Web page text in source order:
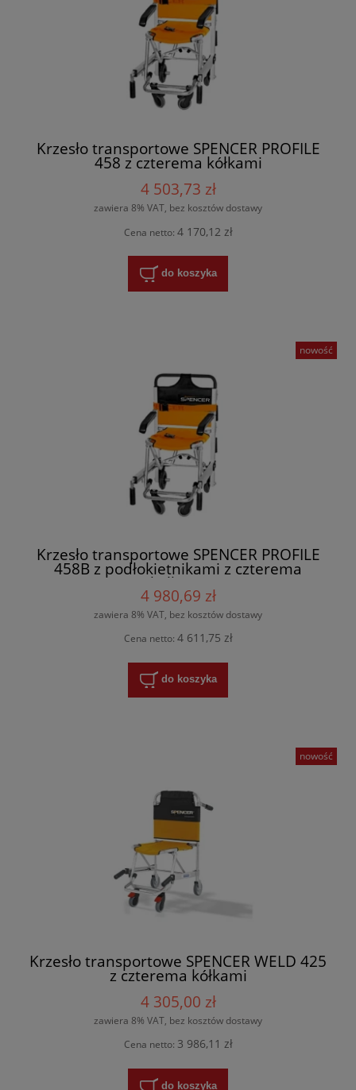
Krzesło transportowe SPENCER PROFILE
458 z czterema kółkami
4 503,73 zł
zawiera 8% VAT, bez kosztów dostawy
Cena netto: 4 170,12 zł
do koszyka
Krzesło transportowe SPENCER PROFILE
458B z podłokietnikami z czterema
kółkami
4 980,69 zł
zawiera 8% VAT, bez kosztów dostawy
Cena netto: 4 611,75 zł
do koszyka
nowość
Krzesło transportowe SPENCER WELD 425
z czterema kółkami
4 305,00 zł
zawiera 8% VAT, bez kosztów dostawy
Cena netto: 3 986,11 zł
do koszyka
nowość